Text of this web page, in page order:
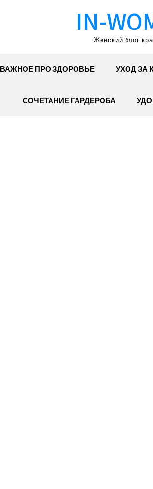
IN-
Женский блог
ВАЖНОЕ ПРО ЗДОРОВЬЕ УХОД ЗА
СОЧЕТАНИЕ ГАРДЕРОБА